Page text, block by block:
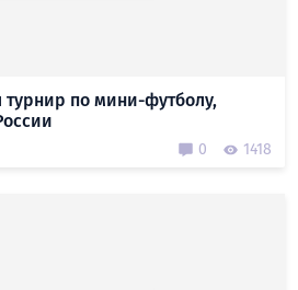
по мини-футболу,
0 1418